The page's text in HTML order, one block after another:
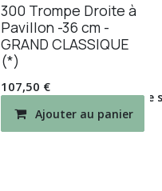
Ajouter à la liste de
300 Trompe Droite à
Pavillon -36 cm -
GRAND CLASSIQUE
(*)
107,50 €
Ajouter au panier